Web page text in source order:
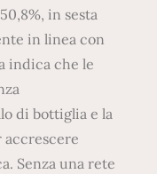
in sesta
in linea con
indica che le
di bottiglia e la
Senza una rete